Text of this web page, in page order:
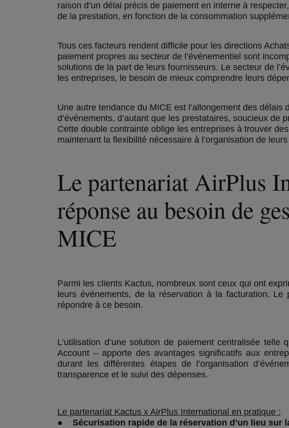
raison d’un délai précis de paiement en interne à
de la prestation, en fonction de la consommation
Tous ces facteurs rendent difficile pour les directions
paiement propres au secteur de l’événementiel sont
solutions de la part de leurs fournisseurs. Le secteur de
les entreprises, le besoin de mieux comprendre leurs
Une autre tendance du MICE est l’allongement des
d’événements, d’autant que les prestataires, soucieux
Cette double contrainte oblige les entreprises à trouver
maintenant la flexibilité nécessaire à l’organisation de
Le partenariat AirPlus
réponse au besoin de
MICE
Parmi les clients Kactus, nombreux sont ceux qui ont
leurs événements, de la réservation à la facturation.
répondre à ce besoin.
L’utilisation d’une solution de paiement centralisée telle
Account – apporte des avantages significatifs aux
durant les différentes étapes de l’organisation
transparence et le suivi des dépenses.
Le partenariat Kactus x AirPlus International en pratique :
●
Sécurisation rapide de la réservation d’un lieu sur